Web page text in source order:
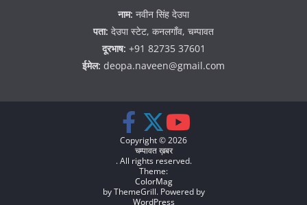
नाम: नवीन सिंह देउपा
पता: देउपा स्टेट, कनलगाँव, चम्पावत
दूरभाष: +91 82735 37601
ईमेल: deopa.naveen@gmail.com
Copyright © 2026
चम्पावत ख़बर
. All rights reserved.
Theme:
ColorMag
by ThemeGrill. Powered by
WordPress